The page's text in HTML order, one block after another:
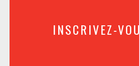
INSCRIVEZ-